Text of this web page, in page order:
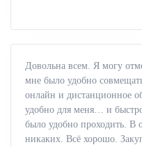
Довольна всем. Я могу
мне было удобно
онлайн и дистанционное
удобно для меня… и
было удобно проходить. В
никаких. Всё хорошо.